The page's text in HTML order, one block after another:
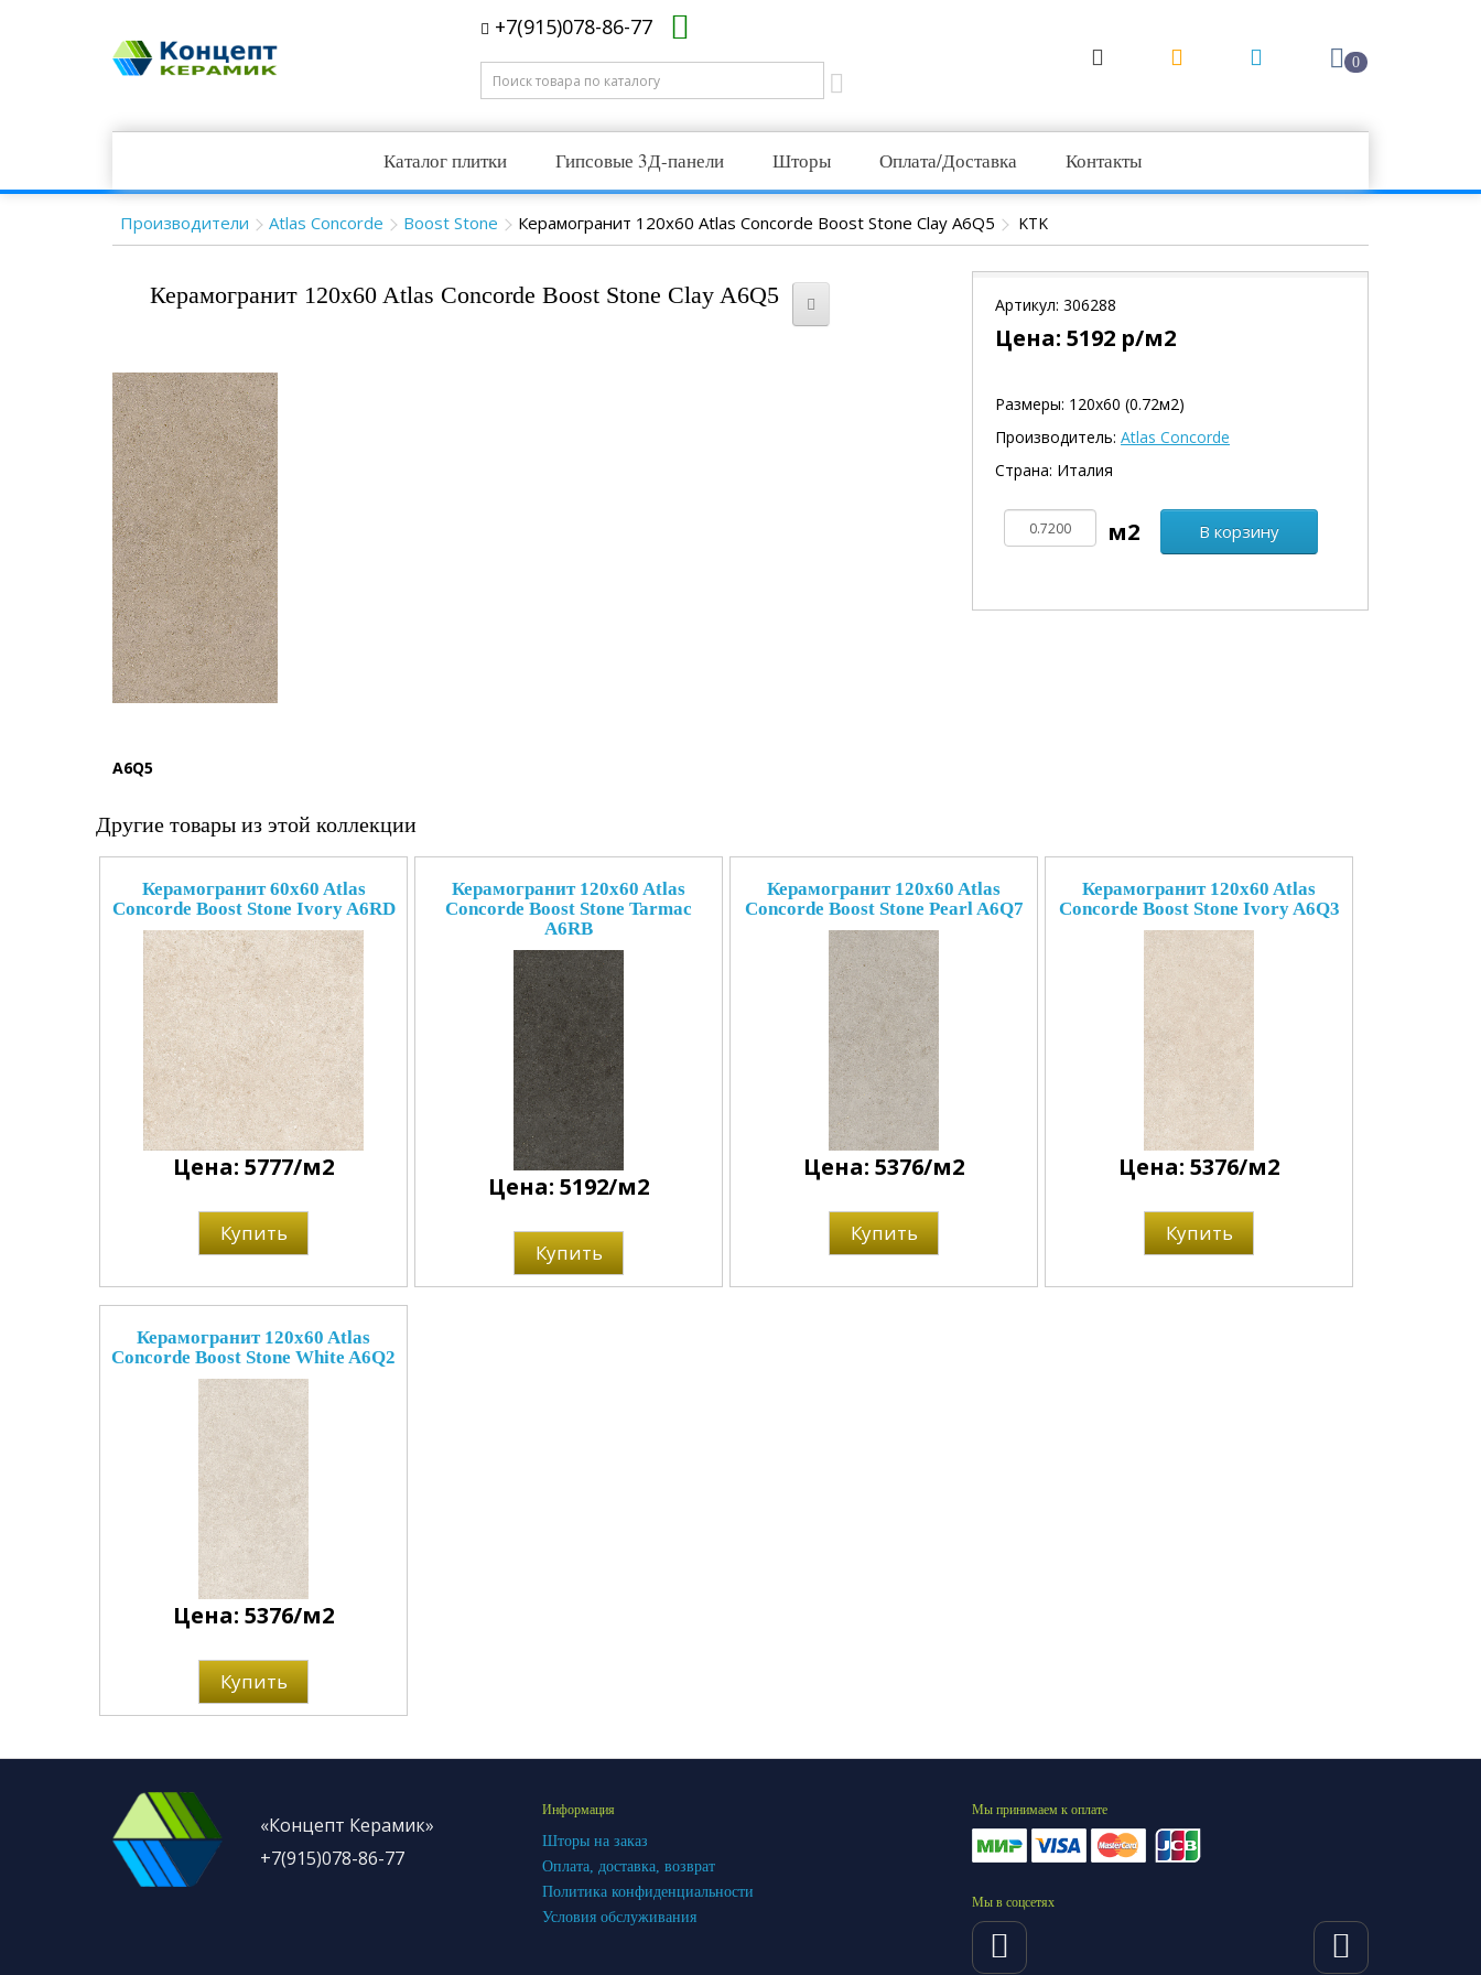
+7(915)078-86-77
0
Каталог плитки Гипсовые 3Д-панели Шторы Оплата/Доставка Контакты
Производители Atlas Concorde Boost Stone Керамогранит 120x60 Atlas Concorde Boost Stone Clay A6Q5 KTK
Керамогранит 120x60 Atlas Concorde Boost Stone Clay A6Q5
A6Q5
Артикул: 306288
Цена: 5192 р/м2
Размеры: 120х60 (0.72м2)
Производитель: Atlas Concorde
Страна: Италия
В корзину
Другие товары из этой коллекции
Керамогранит 60x60 Atlas
Concorde Boost Stone Ivory A6RD
Цена: 5777/м2
Купить
Керамогранит 120x60 Atlas
Concorde Boost Stone Tarmac
A6RB
Цена: 5192/м2
Купить
Керамогранит 120x60 Atlas
Concorde Boost Stone Pearl A6Q7
Цена: 5376/м2
Купить
Керамогранит 120x60 Atlas
Concorde Boost Stone Ivory A6Q3
Цена: 5376/м2
Купить
Керамогранит 120x60 Atlas
Concorde Boost Stone White A6Q2
Цена: 5376/м2
Купить
«Концепт Керамик»
+7(915)078-86-77
Информация
Шторы на заказ
Оплата, доставка, возврат
Политика конфиденциальности
Условия обслуживания
Мы принимаем к оплате
Мы в соцсетях